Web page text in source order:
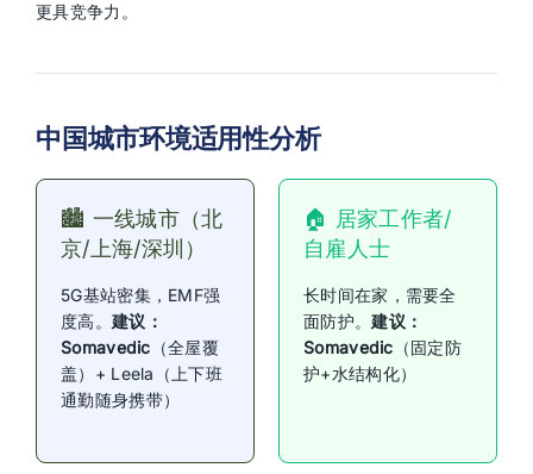
更具竞争力。
中国城市环境适用性分析
🏙️ 一线城市（北
京/上海/深圳）
5G基站密集，EMF强
度高。 建议：
Somavedic （全屋覆
盖）+ Leela（上下班
通勤随身携带）
🏠 居家工作者/
自雇人士
长时间在家，需要全
面防护。建议：
Somavedic （固定防
护+水结构化）